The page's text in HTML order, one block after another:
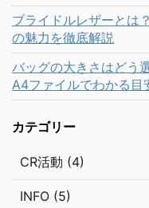
ブライドルレザーとは
の魅力を徹底解説
バッグの大きさはどう
A4ファイルでわかる目
カテゴリー
CR活動 (4)
INFO (5)